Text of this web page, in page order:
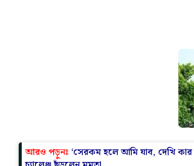
আরও পড়ুনঃ ‘সেরকম হলে আমি যাব, দেখি কার